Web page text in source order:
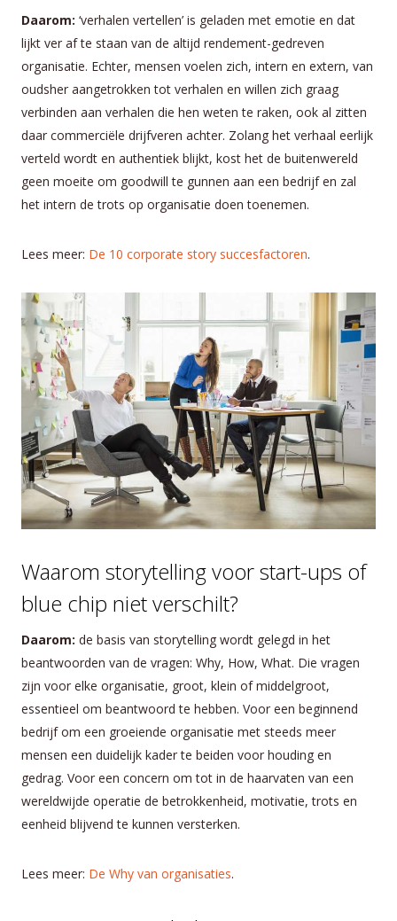
Daarom: ‘verhalen vertellen’ is geladen met emotie en dat
lijkt ver af te staan van de altijd rendement-gedreven
organisatie. Echter, mensen voelen zich, intern en extern, van
oudsher aangetrokken tot verhalen en willen zich graag
verbinden aan verhalen die hen weten te raken, ook al zitten
daar commerciële drijfveren achter. Zolang het verhaal eerlijk
verteld wordt en authentiek blijkt, kost het de buitenwereld
geen moeite om goodwill te gunnen aan een bedrijf en zal
het intern de trots op organisatie doen toenemen.
Lees meer: De 10 corporate story succesfactoren.
Waarom storytelling voor start-ups of
blue chip niet verschilt?
Daarom: de basis van storytelling wordt gelegd in het
beantwoorden van de vragen: Why, How, What. Die vragen
zijn voor elke organisatie, groot, klein of middelgroot,
essentieel om beantwoord te hebben. Voor een beginnend
bedrijf om een groeiende organisatie met steeds meer
mensen een duidelijk kader te beiden voor houding en
gedrag. Voor een concern om tot in de haarvaten van een
wereldwijde operatie de betrokkenheid, motivatie, trots en
eenheid blijvend te kunnen versterken.
Lees meer: De Why van organisaties.